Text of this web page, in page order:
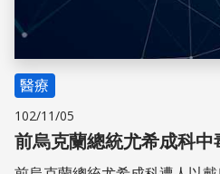
醫療
102/11/05
前烏克蘭總統尤希成科中